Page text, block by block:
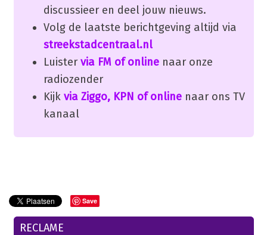
discussieer en deel jouw nieuws.
Volg de laatste berichtgeving altijd via
streekstadcentraal.nl
Luister via FM of onlinenaar onze
radiozender
Kijk via Ziggo, KPN of onlinenaar ons TV
kanaal
Save
RECLAME